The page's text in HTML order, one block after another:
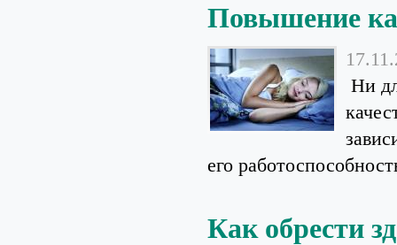
Повышение
Ни
его
Как обрести